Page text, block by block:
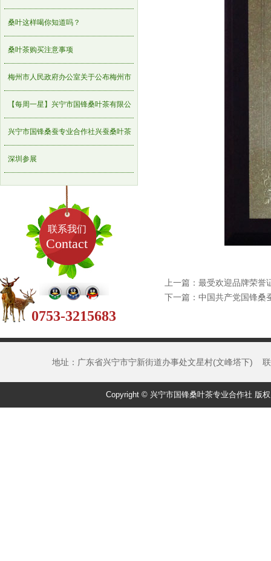
诀窍，桑叶茶制作
桑叶这样喝你知道吗？
桑叶茶购买注意事项
梅州市人民政府办公室关于公布梅州市
重点农业龙头企业名单的通知
【每周一星】兴宁市国锋桑叶茶有限公
司
兴宁市国锋桑蚕专业合作社兴蚕桑叶茶
获国家专利认证
深圳参展
联系我们
Contact
0753-3215683
上一篇： 最受欢迎品牌荣誉
下一篇： 中国共产党国锋桑
地址：广东省兴宁市宁新街道办事处文星村(文峰塔下)
Copyright © 兴宁市国锋桑叶茶专业合作社 版